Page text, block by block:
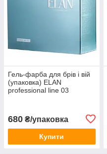
Гель-фарба для брів і вій
(упаковка) ELAN
professional line 03
680 ₴/упаковка
Купити